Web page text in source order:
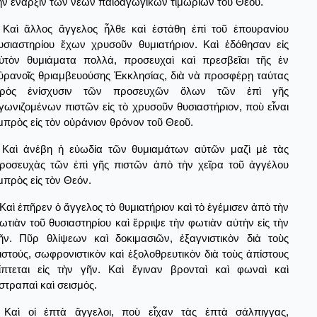
ἄλλος ἄγγελος ἦλθε καὶ ἐστάθη ἐπὶ τοῦ ἐπουρανίου
ἔχων χρυσοῦν θυμιατήριον. Καὶ ἐδόθησαν εἰς
θυμιάματα πολλά, προσευχαὶ καὶ πρεσβεῖαι τῆς ἐν
θριαμβευούσης Ἐκκλησίας, διὰ νὰ προσφέρῃ ταύτας
ἐνίσχυσιν τῶν προσευχῶν ὅλων τῶν ἐπὶ γῆς
πιστῶν εἰς τὸ χρυσοῦν θυσιαστήριον, ποὺ εἶναι
εἰς τὸν οὐράνιον θρόνον τοῦ Θεοῦ.
ἀνέβη ἡ εὐωδία τῶν θυμιαμάτων αὐτῶν μαζὶ μὲ τὰς
τῶν ἐπὶ γῆς πιστῶν ἀπὸ τὴν χεῖρα τοῦ ἀγγέλου
εἰς τὸν Θεόν.
ἐπῆρεν ὁ ἄγγελος τὸ θυμιατήριον καὶ τὸ ἐγέμισεν ἀπὸ τὴν
τοῦ θυσιαστηρίου καὶ ἔρριψε τὴν φωτιὰν αὐτὴν εἰς τὴν
Πῦρ θλίψεων καὶ δοκιμασιῶν, ἐξαγνιστικὸν διὰ τοὺς
σωφρονιστικὸν καὶ ἐξολοθρευτικὸν διὰ τοὺς ἀπίστους
εἰς τὴν γῆν. Καὶ ἔγιναν βρονταὶ καὶ φωναὶ καὶ
καὶ σεισμός.
οἱ ἑπτὰ ἄγγελοι, ποὺ εἶχαν τὰς ἑπτὰ σάλπιγγας,